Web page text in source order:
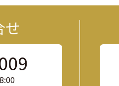
せ